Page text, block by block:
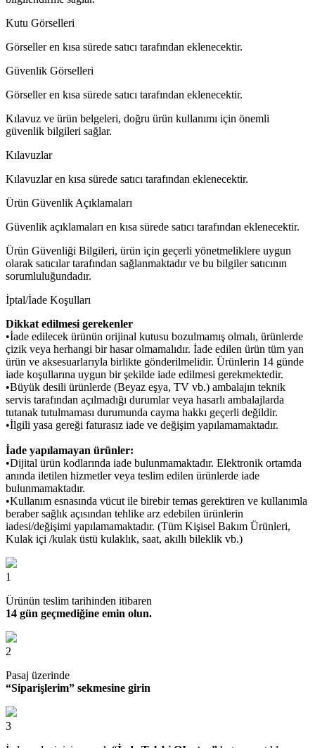
Kutu Görselleri
Görseller en kısa sürede satıcı tarafından eklenecektir.
Güvenlik Görselleri
Görseller en kısa sürede satıcı tarafından eklenecektir.
Kılavuz ve ürün belgeleri, doğru ürün kullanımı için önemli
güvenlik bilgileri sağlar.
Kılavuzlar
Kılavuzlar en kısa sürede satıcı tarafından eklenecektir.
Ürün Güvenlik Açıklamaları
Güvenlik açıklamaları en kısa sürede satıcı tarafından eklenecektir.
Ürün Güvenliği Bilgileri, ürün için geçerli yönetmeliklere uygun
olarak satıcılar tarafından sağlanmaktadır ve bu bilgiler satıcının
sorumluluğundadır.
İptal/İade Koşulları
Dikkat edilmesi gerekenler
•İade edilecek ürünün orijinal kutusu bozulmamış olmalı, ürünlerde
çizik veya herhangi bir hasar olmamalıdır. İade edilen ürün tüm yan
ürün ve aksesuarlarıyla birlikte gönderilmelidir. Ürünlerin 14 günde
iade koşullarına uygun bir şekilde iade edilmesi gerekmektedir.
•Büyük desili ürünlerde (Beyaz eşya, TV vb.) ambalajın teknik
servis tarafından açılmadığı durumlar veya hasarlı ambalajlarda
tutanak tutulmaması durumunda cayma hakkı geçerli değildir.
•İlgili yasa gereği faturasız iade ve değişim yapılamamaktadır.
İade yapılamayan ürünler:
•Dijital ürün kodlarında iade bulunmamaktadır. Elektronik ortamda
anında iletilen hizmetler veya teslim edilen ürünlerde iade
bulunmamaktadır.
•Kullanım esnasında vücut ile birebir temas gerektiren ve kullanımla
beraber sağlık açısından tehlike arz edebilen ürünlerin
iadesi/değişimi yapılamamaktadır. (Tüm Kişisel Bakım Ürünleri,
Kulak içi /kulak üstü kulaklık, saat, akıllı bileklik vb.)
1
Ürünün teslim tarihinden itibaren
14 gün geçmediğine emin olun.
2
Pasaj üzerinde
“Siparişlerim” sekmesine girin
3